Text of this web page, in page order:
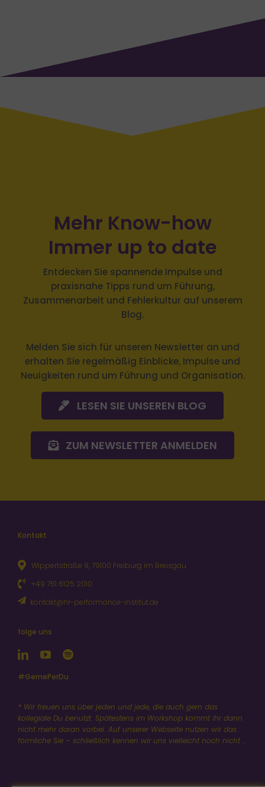
Mehr Know-how
Immer up to date
Entdecken Sie spannende Impulse und
praxisnahe Tipps rund um Führung,
Zusammenarbeit und Fehlerkultur auf unserem
Blog.
Melden Sie sich für unseren Newsletter an und
erhalten Sie regelmäßig Einblicke, Impulse und
Neuigkeiten rund um Führung und Organisation.
LESEN SIE UNSEREN BLOG
ZUM NEWSLETTER ANMELDEN
Kontakt
Wippertstraße 8, 79100 Freiburg im Breisgau
+49 761 6125 2010
kontakt@hr-performance-institut.de
folge uns
#GernePerDu
* Wir freuen uns über jeden und jede, die auch gern das
kollegiale Du benutzt. Spätestens im Workshop kommt ihr dann
nicht mehr daran vorbei. Auf unserer Webseite nutzen wir das
förmliche Sie – schließlich kennen wir uns vielleicht noch nicht …